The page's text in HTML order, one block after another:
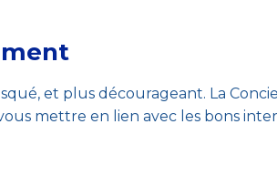
et plus décourageant. La
mettre en lien avec les bons